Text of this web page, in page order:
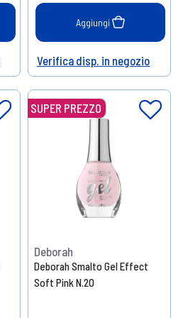
Aggiungi
Help
Verifica disp. in negozio
SUPER PREZZO
Deborah
Deborah Smalto Gel Effect
Soft Pink N.20